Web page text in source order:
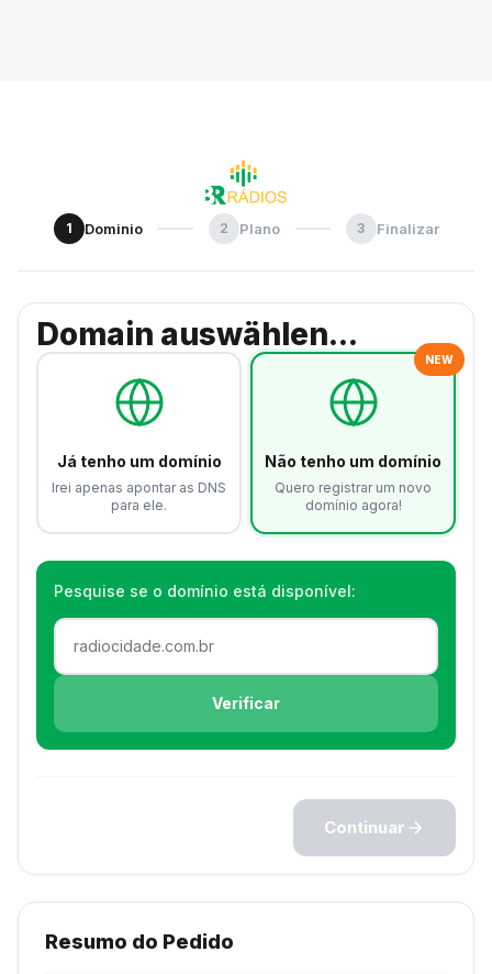
1 Dominio 2 Plano 3 Finalizar
Domain auswählen...
Já tenho um domínio
Irei apenas apontar as DNS
para ele.
NEW
Não tenho um domínio
Quero registrar um novo
domínio agora!
Pesquise se o domínio está disponível:
Verificar
Continuar
Resumo do Pedido